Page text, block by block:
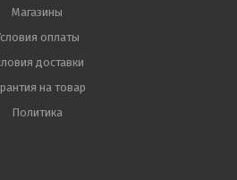
Магазины
оплаты
доставки
на товар
Политика